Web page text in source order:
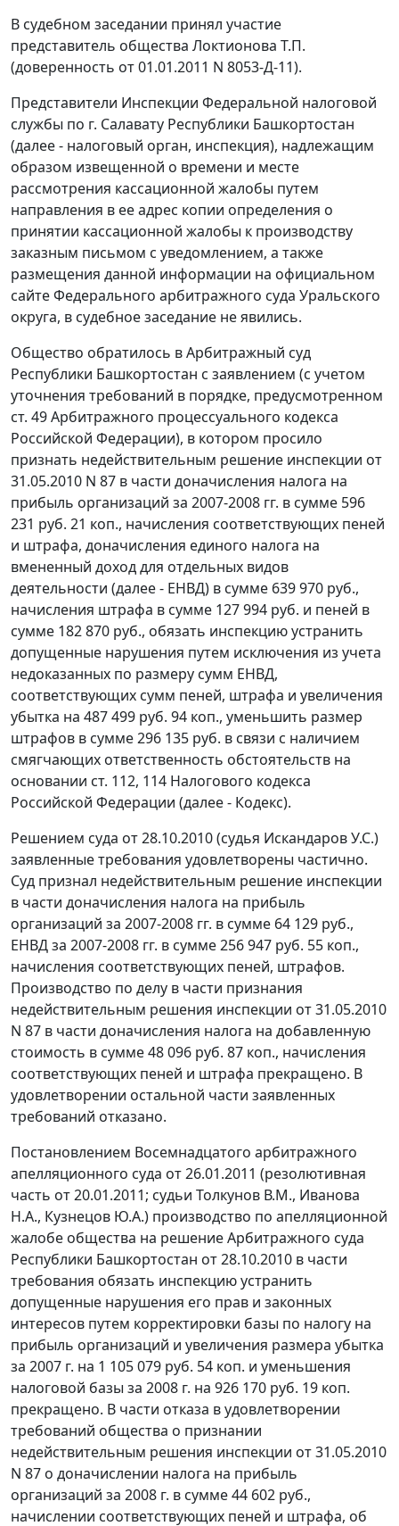
В судебном заседании принял участие
представитель общества Локтионова Т.П.
(доверенность от 01.01.2011 N 8053-Д-11).
Представители Инспекции Федеральной налоговой
службы по г. Салавату Республики Башкортостан
(далее - налоговый орган, инспекция), надлежащим
образом извещенной о времени и месте
рассмотрения кассационной жалобы путем
направления в ее адрес копии определения о
принятии кассационной жалобы к производству
заказным письмом с уведомлением, а также
размещения данной информации на официальном
сайтеФедерального арбитражного суда Уральского
округа, в судебное заседание не явились.
Общество обратилось в Арбитражный суд
Республики Башкортостан с заявлением (с учетом
уточнения требований в порядке, предусмотренном
ст. 49Арбитражного процессуального кодекса
Российской Федерации), в котором просило
признать недействительным решение инспекции от
31.05.2010 N 87 в части доначисления налога на
прибыль организаций за 2007-2008 гг. в сумме 596
231 руб. 21 коп., начисления соответствующих пеней
и штрафа, доначисления единого налога на
вмененный доход для отдельных видов
деятельности (далее - ЕНВД) в сумме 639 970 руб.,
начисления штрафа в сумме 127 994 руб. и пеней в
сумме 182 870 руб., обязать инспекцию устранить
допущенные нарушения путем исключения из учета
недоказанных по размеру сумм ЕНВД,
соответствующих сумм пеней, штрафа и увеличения
убытка на 487 499 руб. 94 коп., уменьшить размер
штрафов в сумме 296 135 руб. в связи с наличием
смягчающих ответственность обстоятельств на
основании ст. 112, 114 Налогового кодекса
Российской Федерации (далее - Кодекс).
Решением суда от 28.10.2010 (судья Искандаров У.С.)
заявленные требования удовлетворены частично.
Суд признал недействительным решение инспекции
в части доначисления налога на прибыль
организаций за 2007-2008 гг. в сумме 64 129 руб.,
ЕНВД за 2007-2008 гг. в сумме 256 947 руб. 55 коп.,
начисления соответствующих пеней, штрафов.
Производство по делу в части признания
недействительным решения инспекции от 31.05.2010
N 87 в части доначисления налога на добавленную
стоимость в сумме 48 096 руб. 87 коп., начисления
соответствующих пеней и штрафа прекращено. В
удовлетворении остальной части заявленных
требований отказано.
Постановлением Восемнадцатого арбитражного
апелляционного суда от 26.01.2011 (резолютивная
часть от 20.01.2011; судьи Толкунов В.М., Иванова
Н.А., Кузнецов Ю.А.) производство по апелляционной
жалобе общества на решение Арбитражного суда
Республики Башкортостан от 28.10.2010 в части
требования обязать инспекцию устранить
допущенные нарушения его прав и законных
интересов путем корректировки базы по налогу на
прибыль организаций и увеличения размера убытка
за 2007 г. на 1 105 079 руб. 54 коп. и уменьшения
налоговой базы за 2008 г. на 926 170 руб. 19 коп.
прекращено. В части отказа в удовлетворении
требований общества о признании
недействительным решения инспекции от 31.05.2010
N 87 о доначислении налога на прибыль
организаций за 2008 г. в сумме 44 602 руб.,
начислении соответствующих пеней и штрафа, об